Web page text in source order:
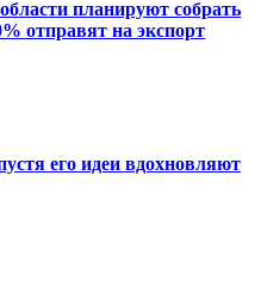
планируют собрать
отправят на экспорт
его идеи вдохновляют